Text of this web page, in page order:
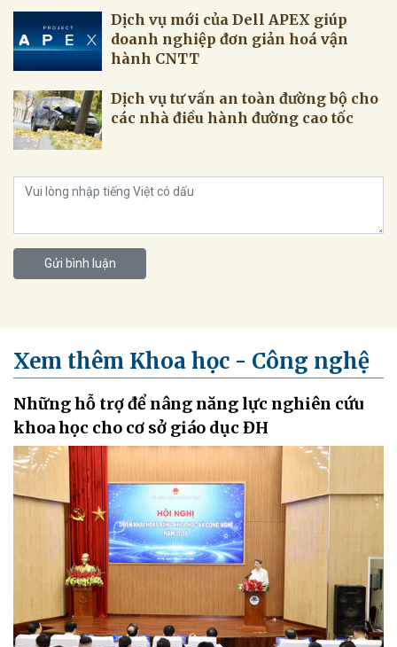
Dịch vụ mới của Dell APEX giúp
doanh nghiệp đơn giản hoá vận
hành CNTT
Dịch vụ tư vấn an toàn đường bộ cho
các nhà điều hành đường cao tốc
Gửi bình luận
Xem thêm Khoa học - Công nghệ
Những hỗ trợ để nâng năng lực nghiên cứu
khoa học cho cơ sở giáo dục ĐH